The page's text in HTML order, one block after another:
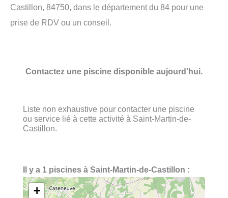
Castillon, 84750, dans le département du 84 pour une
prise de RDV ou un conseil.
Contactez une piscine disponible aujourd’hui.
Liste non exhaustive pour contacter une piscine
ou service lié à cette activité à Saint-Martin-de-
Castillon.
Il y a 1 piscines à Saint-Martin-de-Castillon :
+